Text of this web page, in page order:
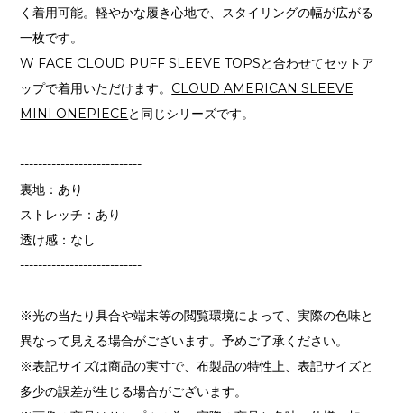
く着用可能。軽やかな履き心地で、スタイリングの幅が広がる
一枚です。
W FACE CLOUD PUFF SLEEVE TOPSと合わせてセットア
ップで着用いただけます。 CLOUD AMERICAN SLEEVE
MINI ONEPIECEと同じシリーズです。
---------------------------
裏地：あり
ストレッチ：あり
透け感：なし
---------------------------
※光の当たり具合や端末等の閲覧環境によって、実際の色味と
異なって見える場合がございます。予めご了承ください。
※表記サイズは商品の実寸で、布製品の特性上、表記サイズと
多少の誤差が生じる場合がございます。